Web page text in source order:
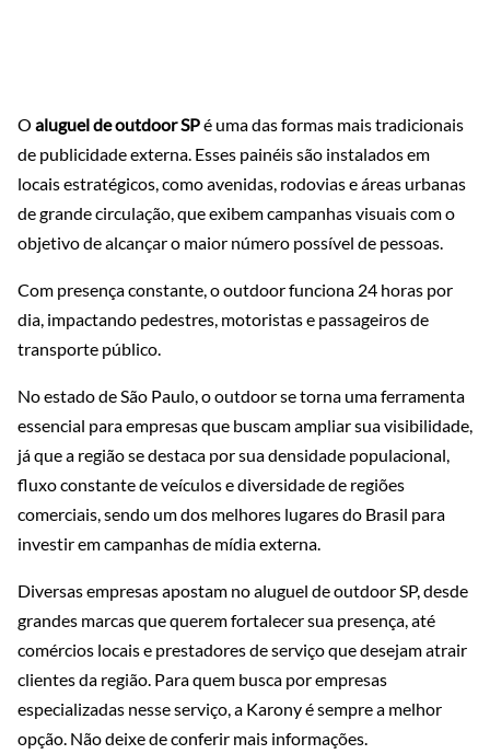
O aluguel de outdoor SPé uma das formas mais tradicionais
de publicidade externa. Esses painéis são instalados em
locais estratégicos, como avenidas, rodovias e áreas urbanas
de grande circulação, que exibem campanhas visuais com o
objetivo de alcançar o maior número possível de pessoas.
Com presença constante, o outdoor funciona 24 horas por
dia, impactando pedestres, motoristas e passageiros de
transporte público.
No estado de São Paulo, o outdoor se torna uma ferramenta
essencial para empresas que buscam ampliar sua visibilidade,
já que a região se destaca por sua densidade populacional,
fluxo constante de veículos e diversidade de regiões
comerciais, sendo um dos melhores lugares do Brasil para
investir em campanhas de mídia externa.
Diversas empresas apostam no aluguel de outdoor SP, desde
grandes marcas que querem fortalecer sua presença, até
comércios locais e prestadores de serviço que desejam atrair
clientes da região. Para quem busca por empresas
especializadas nesse serviço, a Karony é sempre a melhor
opção. Não deixe de conferir mais informações.